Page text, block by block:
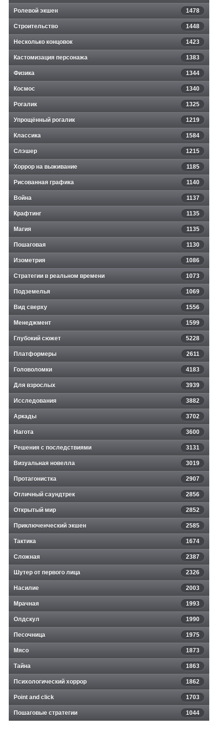
Ролевой экшен 1478
Строительство 1448
Несколько концовок 1423
Кастомизация персонажа 1383
Физика 1344
Космос 1340
Рогалик 1325
Упрощённый рогалик 1219
Классика 1584
Слэшер 1215
Хоррор на выживание 1185
Рисованная графика 1140
Война 1137
Крафтинг 1135
Магия 1135
Пошаговая 1130
Изометрия 1086
Стратегии в реальном времени 1073
Подземелья 1069
Вид сверху 1556
Менеджмент 1599
Глубокий сюжет 5228
Платформеры 2611
Головоломки 4183
Для взрослых 3939
Исследования 3882
Аркады 3702
Нагота 3600
Решения с последствиями 3131
Визуальная новелла 3019
Протагонистка 2907
Отличный саундтрек 2856
Открытый мир 2852
Приключенческий экшен 2585
Тактика 1674
Сложная 2387
Шутер от первого лица 2326
Насилие 2003
Мрачная 1993
Олдскул 1990
Песочница 1975
Мясо 1873
Тайна 1863
Психологический хоррор 1862
Point and click 1703
Пошаговые стратегии 1044